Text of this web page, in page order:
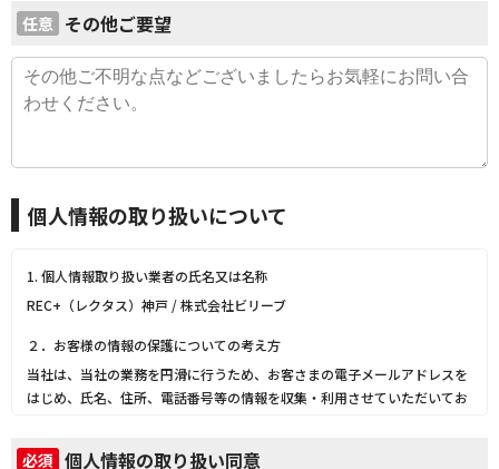
任意 その他ご要望
個人情報の取り扱いについて
1. 個人情報取り扱い業者の氏名又は名称
REC+（レクタス）神戸 / 株式会社ビリーブ
２．お客様の情報の保護についての考え方
当社は、当社の業務を円滑に行うため、お客さまの電子メールアドレスを
はじめ、氏名、住所、電話番号等の情報を収集・利用させていただいてお
当社は、これらのお客さまの個人情報（以下「お客さま情報」といいま
必須 個人情報の取り扱い同意